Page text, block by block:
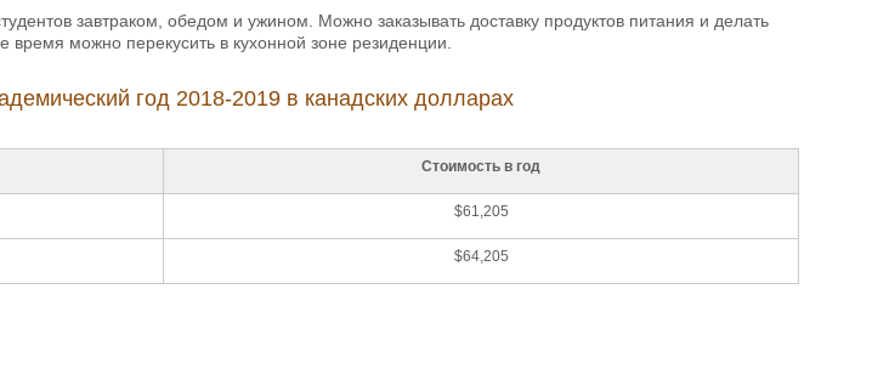
завтраком, обедом и ужином. Можно заказывать доставку продуктов питания и делать
можно перекусить в кухонной зоне резиденции.
год 2018-2019 в канадских долларах
Стоимость в год
$61,205
$64,205